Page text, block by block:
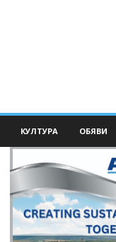
КУЛТУРА ОБЯВИ